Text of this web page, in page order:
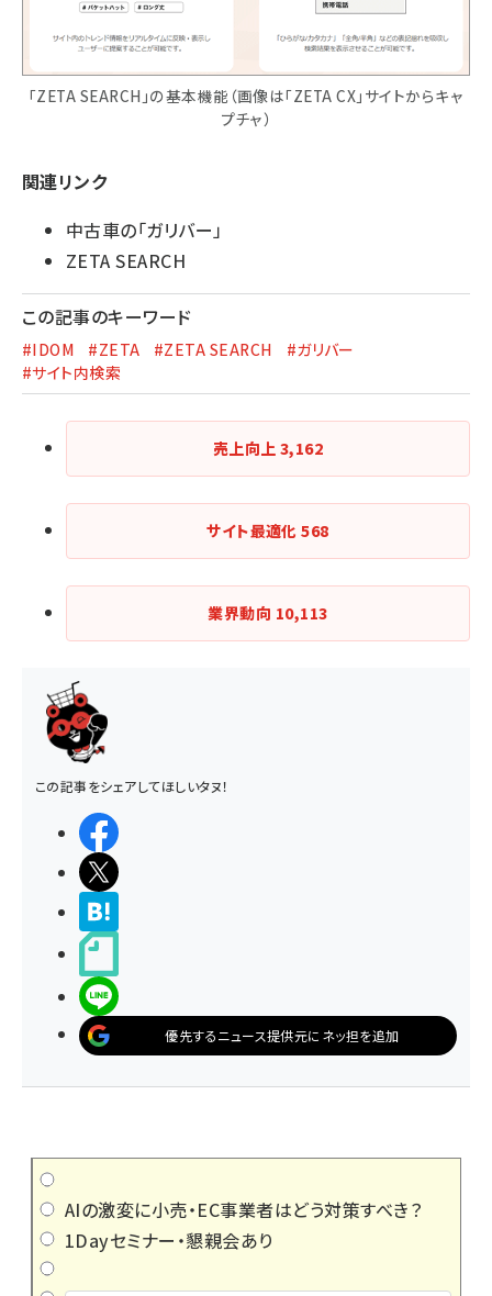
「ZETA SEARCH」の基本機能（画像は「ZETA CX」サイトからキャ
プチャ）
関連リンク
中古車の「ガリバー」
ZETA SEARCH
この記事のキーワード
#IDOM #ZETA #ZETA SEARCH
#ガリバー
#サイト内検索
売上向上 3,162
サイト最適化568
業界動向 10,113
この記事をシェアしてほしいタヌ！
優先するニュース提供元にネッ担を追加
AIの激変に小売・EC事業者はどう対策すべき？
1Dayセミナー・懇親会あり